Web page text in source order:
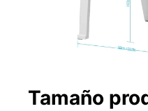
Tamaño